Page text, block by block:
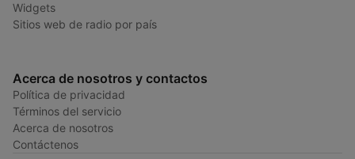
Widgets
Sitios web de radio por país
Acerca de nosotros y contactos
Política de privacidad
Términos del servicio
Acerca de nosotros
Contáctenos